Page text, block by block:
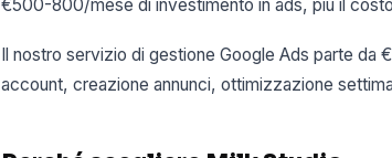
€500-800/mese di investimento in ads, più il
Il nostro servizio di gestione Google Ads parte
account, creazione annunci, ottimizzazione